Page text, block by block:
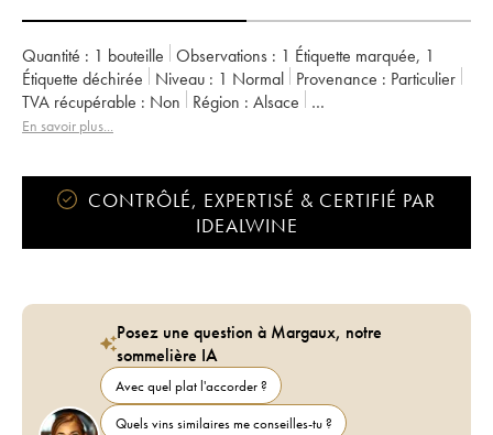
Quantité : 1 bouteille Observations : 1 Étiquette marquée, 1
Étiquette déchirée
Niveau : 1 Normal Provenance : particulier
TVA récupérable :
non Région :
Alsace
Appellation :
En savoir plus...
CONTRÔLÉ, EXPERTISÉ & CERTIFIÉ PAR
IDEALWINE
Posez une question à Margaux, notre
sommelière IA
Avec quel plat l'accorder ?
Quels vins similaires me conseilles-tu ?